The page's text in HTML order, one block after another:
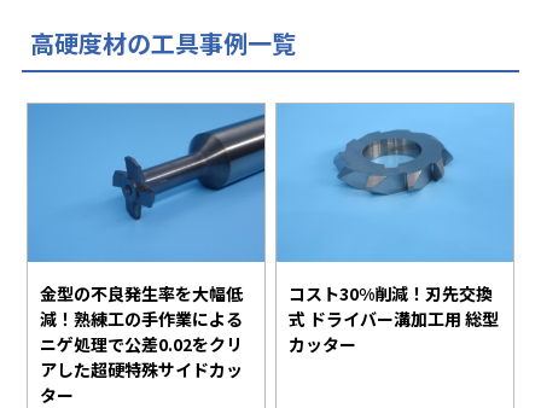
高硬度材の工具事例一覧
金型の不良発生率を大幅低
減！熟練工の手作業による
ニゲ処理で公差0.02をクリ
アした超硬特殊サイドカッ
ター
コスト30%削減！刃先交換
式 ドライバー溝加工用 総型
カッター